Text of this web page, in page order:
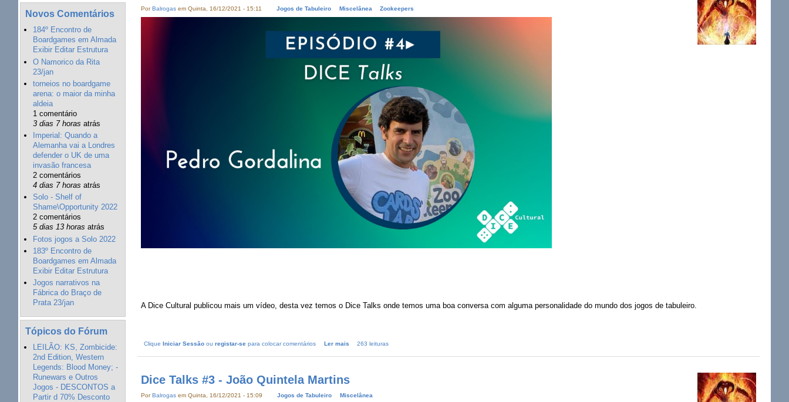
Novos Comentários
184º Encontro de
Boardgames em Almada
Exibir Editar Estrutura
O Namorico da Rita
23/jan
torneios no boardgame
arena: o maior da minha
aldeia
1 comentário
3 dias 7 horas atrás
Imperial: Quando a
Alemanha vai a Londres
defender o UK de uma
invasão francesa
2 comentários
4 dias 7 horas atrás
Solo - Shelf of
Shame\Opportunity 2022
2 comentários
5 dias 13 horas atrás
Fotos jogos a Solo 2022
183º Encontro de
Boardgames em Almada
Exibir Editar Estrutura
Jogos narrativos na
Fábrica do Braço de
Prata 23/jan
Tópicos do Fórum
LEILÃO: KS, Zombicide:
2nd Edition, Western
Legends: Blood Money; -
Runewars e Outros
Jogos - DESCONTOS a
Partir d 70% Desconto
PorBalrogas em Quinta, 16/12/2021 - 15:11 Jogos de Tabuleiro Miscelânea Zookeepers
A Dice Cultural publicou mais um vídeo, desta vez temos o Dice Talks onde temos uma boa conversa com alguma personalidade do mundo dos jogos de tabuleiro.
CliqueIniciar Sessão ouregistar-se para colocar comentários Ler mais 263 leituras
Dice Talks #3 - João Quintela Martins
PorBalrogas em Quinta, 16/12/2021 - 15:09 Jogos de Tabuleiro Miscelânea